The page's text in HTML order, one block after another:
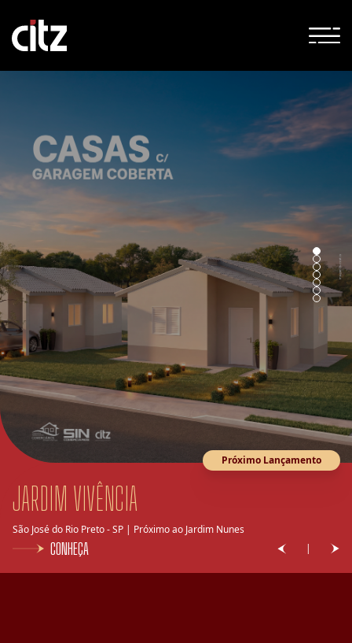
Próximo Lançamento
São José do Rio Preto - SP | Próximo ao Muffato Damha
CONHEÇA